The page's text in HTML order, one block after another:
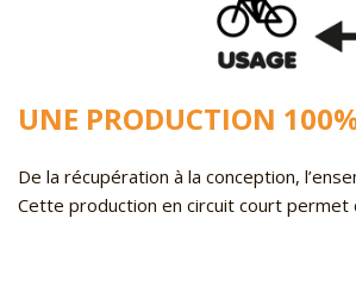
UNE PRODUCTION
De la récupération à la conception,
Cette production en circuit court permet